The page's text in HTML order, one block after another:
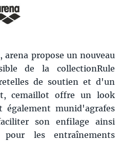
propose un nouveau
de la collectionRule
de soutien et d'un
cemaillot offre un look
munid'agrafes
son enfilage ainsi
les entraînements